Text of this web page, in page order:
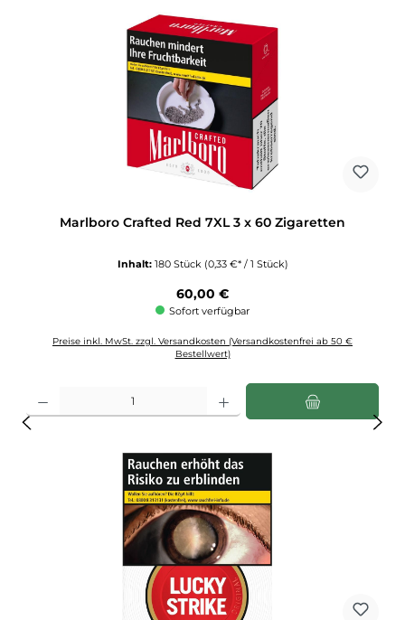
Marlboro Crafted Red 7XL 3 x 60 Zigaretten
Inhalt: 180 Stück (0,33 €* / 1 Stück)
Regulärer Preis:
60,00 €
Sofort verfügbar
Preise inkl. MwSt. zzgl. Versandkosten (Versandkostenfrei ab 50 €
Bestellwert)